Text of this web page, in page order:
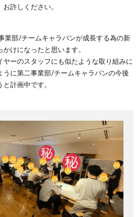
許しください。
業部/チームキャラバンが成長する為の新
けになったと思います。
ヤーのスタッフにも似たような取り組みに
うに第二事業部/チームキャラバンの今後
計画中です。